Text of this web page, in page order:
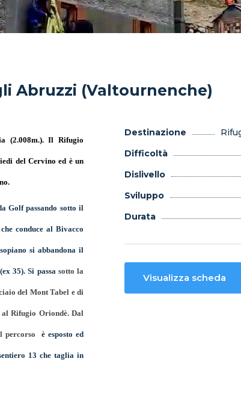
Abruzzi (Valtournenche)
(2.008m.). Il Rifugio
del Cervino ed è un
Golf passando sotto il
conduce al Bivacco
si abbandona il
35). Si passa sotto la
del Mont Tabel e di
Rifugio Oriondè. Dal
percorso è esposto ed
13 che taglia in
Destinazione
Difficoltà
Dislivello
Sviluppo
Durata
Visualizza scheda